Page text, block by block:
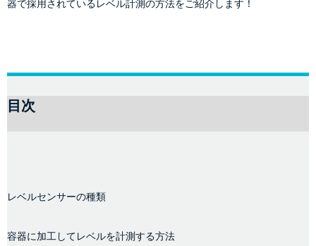
器で採用されているレベル計測の方法をご紹介します！
目次
レベルセンサーの種類
容器に加工してレベルを計測する方法